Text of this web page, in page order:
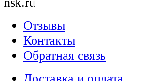
Отзывы
Контакты
Обратная связь
Доставка и оплата